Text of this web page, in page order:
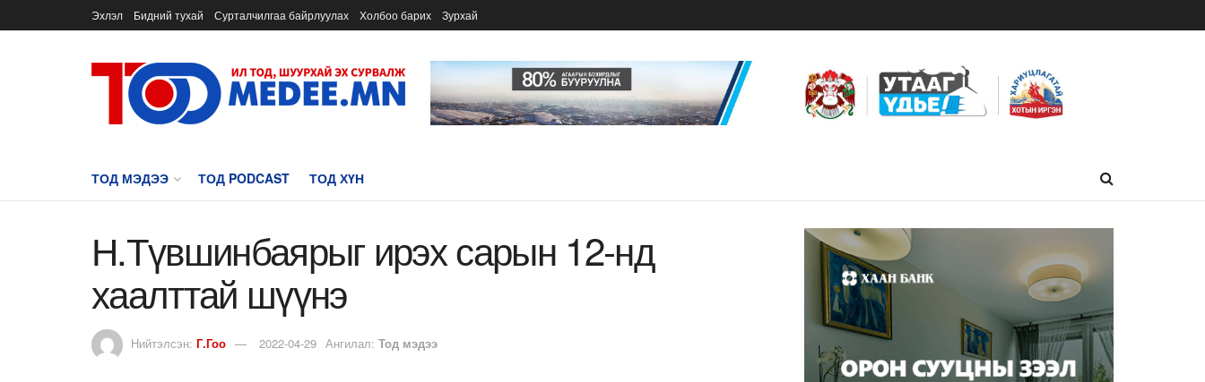
Эхлэл Бидний тухай Сурталчилгаа байрлуулах Холбоо барих Зурхай
ТОД МЭДЭЭ ТОД PODCAST ТОД ХҮН
Н.Түвшинбаярыг ирэх сарын 12-нд
хаалттай шүүнэ
Нийтэлсэн: Г.Гоо 2022-04-29 Ангилал: Тод мэдээ